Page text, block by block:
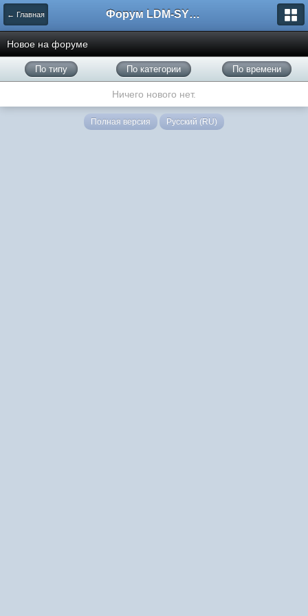
← Главная Форум LDM-SYSTEMS
Новое на форуме
По типу По категории По времени
Ничего нового нет.
Полная версия Русский (RU)